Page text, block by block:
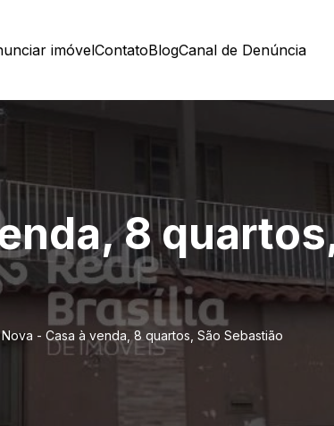
imóvelContatoBlogCanal de Denúncia
8
- Casa à venda, 8 quartos, São Sebastião